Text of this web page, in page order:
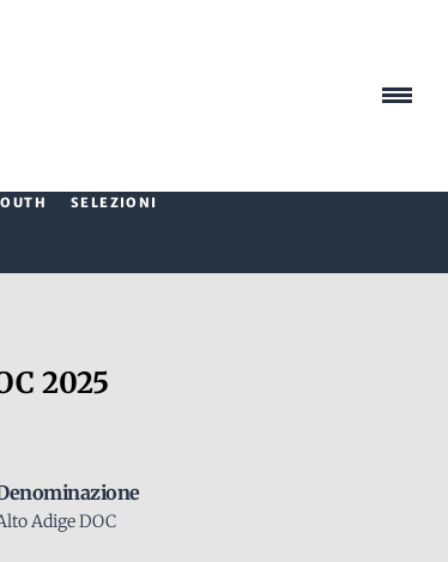
SELEZIONI
2025
Adige DOC